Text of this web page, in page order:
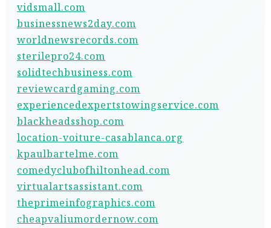
vidsmall.com
businessnews2day.com
worldnewsrecords.com
sterilepro24.com
solidtechbusiness.com
reviewcardgaming.com
experiencedexpertstowingservice.com
blackheadsshop.com
location-voiture-casablanca.org
kpaulbartelme.com
comedyclubofhiltonhead.com
virtualartsassistant.com
theprimeinfographics.com
cheapvaliumordernow.com